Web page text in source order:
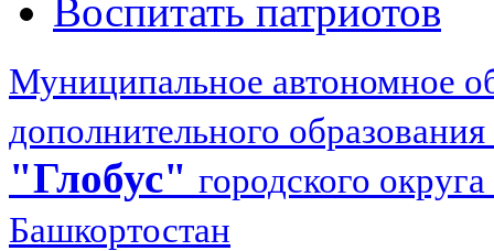
Воспитать патриотов
Муниципальное автономное
дополнительного образования
"Глобус" городского
Башкортостан